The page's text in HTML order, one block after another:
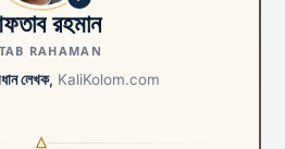
রহমান
RAHAMAN
লেখক, KaliKolom.com